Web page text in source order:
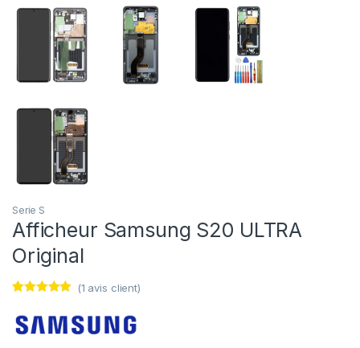
Serie S
Afficheur Samsung S20 ULTRA
Original
sur 5
basé sur
notation
(1 avis client)